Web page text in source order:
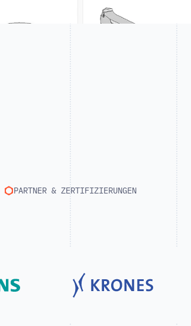
PARTNER & ZERTIFIZIERUNGEN